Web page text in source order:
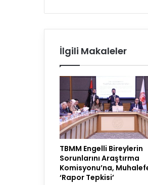
İlgili Makaleler
TBMM Engelli Bireylerin
Sorunlarını Araştırma
Komisyonu’na,
‘Rapor Tepkisi’